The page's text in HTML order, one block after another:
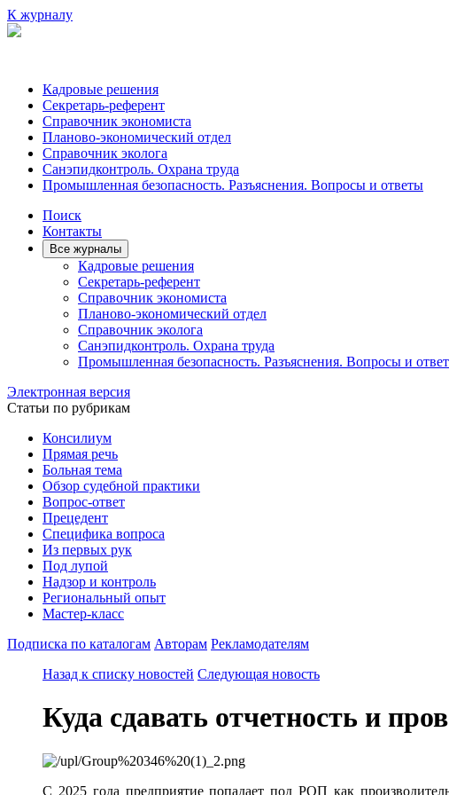
К журналу
Кадровые решения
Секретарь-референт
Справочник экономиста
Планово-экономический отдел
Справочник эколога
Санэпидконтроль. Охрана труда
Промышленная безопасность. Разъяснения. Вопросы и ответы
Поиск
Контакты
Все журналы
Кадровые решения
Секретарь-референт
Справочник экономиста
Планово-экономический отдел
Справочник эколога
Санэпидконтроль. Охрана труда
Промышленная безопасность. Разъяснения. Вопросы и
Электронная версия
Статьи по рубрикам
Консилиум
Прямая речь
Больная тема
Обзор судебной практики
Вопрос-ответ
Прецедент
Специфика вопроса
Из первых рук
Под лупой
Надзор и контроль
Региональный опыт
Мастер-класс
Подписка по каталогам Авторам Рекламодателям
Назад к списку новостей Следующая новость
Куда сдавать отчетность и
С 2025 года предприятие попадает под РОП как